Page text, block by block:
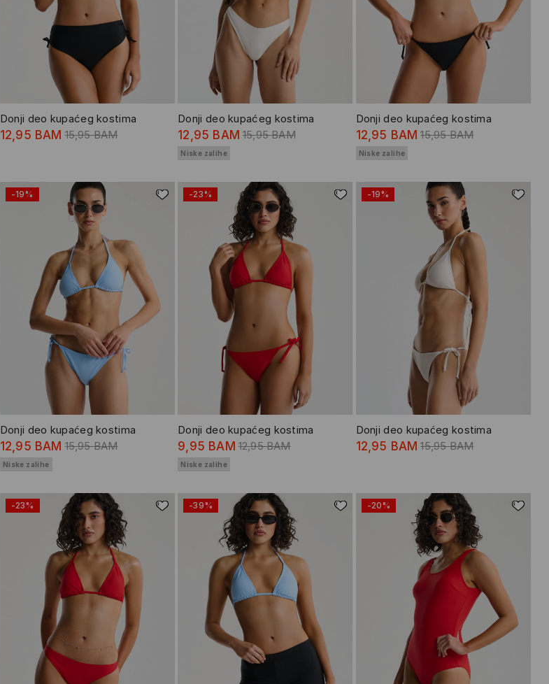
Donji deo kupaćeg kostima
12,95 BAM 15,95 BAM
Donji deo kupaćeg kostima
12,95 BAM 15,95 BAM
Niske zalihe
Donji deo kupaćeg kostima
12,95 BAM 15,95 BAM
Niske zalihe
-19%
Donji deo kupaćeg kostima
12,95 BAM 15,95 BAM
Niske zalihe
-23%
Donji deo kupaćeg kostima
9,95 BAM 12,95 BAM
Niske zalihe
-19%
Donji deo kupaćeg kostima
12,95 BAM 15,95 BAM
-23% -39% -20%